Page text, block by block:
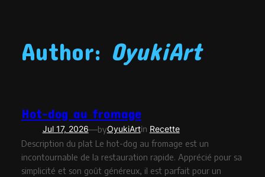
Author: OyukiArt
Hot-dog au fromage
Jul 17, 2026—byOyukiArtin Recette
Description du plat Le hot-dog au fromage est un
incontournable de la restauration rapide. Apprécié pour sa
simplicité et son goût généreux, il est parfait pour un